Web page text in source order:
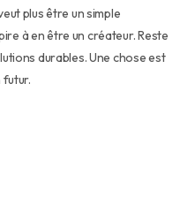
plus être un simple
à en être un créateur. Reste
durables. Une chose est